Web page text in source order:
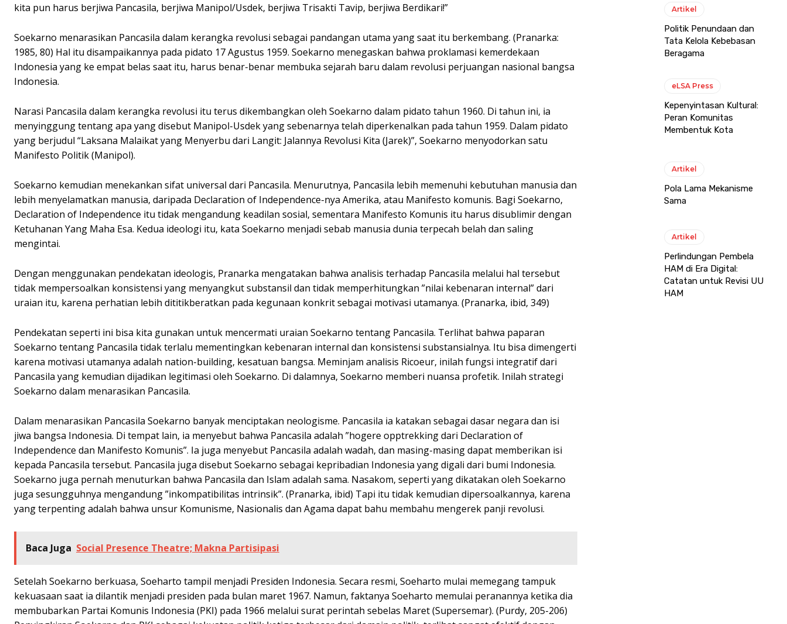
kita pun harus berjiwa Pancasila, berjiwa Manipol/Usdek, berjiwa Trisakti Tavip, berjiwa Berdikari!”
Soekarno menarasikan Pancasila dalam kerangka revolusi sebagai pandangan utama yang saat itu berkembang. (Pranarka:
1985, 80) Hal itu disampaikannya pada pidato 17 Agustus 1959. Soekarno menegaskan bahwa proklamasi kemerdekaan
Indonesia yang ke empat belas saat itu, harus benar-benar membuka sejarah baru dalam revolusi perjuangan nasional bangsa
Indonesia.
Narasi Pancasila dalam kerangka revolusi itu terus dikembangkan oleh Soekarno dalam pidato tahun 1960. Di tahun ini, ia
menyinggung tentang apa yang disebut Manipol-Usdek yang sebenarnya telah diperkenalkan pada tahun 1959. Dalam pidato
yang berjudul “Laksana Malaikat yang Menyerbu dari Langit: Jalannya Revolusi Kita (Jarek)”, Soekarno menyodorkan satu
Manifesto Politik (Manipol).
Soekarno kemudian menekankan sifat universal dari Pancasila. Menurutnya, Pancasila lebih memenuhi kebutuhan manusia dan
lebih menyelamatkan manusia, daripada Declaration of Independence-nya Amerika, atau Manifesto komunis. Bagi Soekarno,
Declaration of Independence itu tidak mengandung keadilan sosial, sementara Manifesto Komunis itu harus disublimir dengan
Ketuhanan Yang Maha Esa. Kedua ideologi itu, kata Soekarno menjadi sebab manusia dunia terpecah belah dan saling
mengintai.
Dengan menggunakan pendekatan ideologis, Pranarka mengatakan bahwa analisis terhadap Pancasila melalui hal tersebut
tidak mempersoalkan konsistensi yang menyangkut substansil dan tidak memperhitungkan ”nilai kebenaran internal” dari
uraian itu, karena perhatian lebih dititikberatkan pada kegunaan konkrit sebagai motivasi utamanya. (Pranarka, ibid, 349)
Pendekatan seperti ini bisa kita gunakan untuk mencermati uraian Soekarno tentang Pancasila. Terlihat bahwa paparan
Soekarno tentang Pancasila tidak terlalu mementingkan kebenaran internal dan konsistensi substansialnya. Itu bisa dimengerti
karena motivasi utamanya adalah nation-building, kesatuan bangsa. Meminjam analisis Ricoeur, inilah fungsi integratif dari
Pancasila yang kemudian dijadikan legitimasi oleh Soekarno. Di dalamnya, Soekarno memberi nuansa profetik. Inilah strategi
Soekarno dalam menarasikan Pancasila.
Dalam menarasikan Pancasila Soekarno banyak menciptakan neologisme. Pancasila ia katakan sebagai dasar negara dan isi
jiwa bangsa Indonesia. Di tempat lain, ia menyebut bahwa Pancasila adalah ”hogere opptrekking dari Declaration of
Independence dan Manifesto Komunis”. Ia juga menyebut Pancasila adalah wadah, dan masing-masing dapat memberikan isi
kepada Pancasila tersebut. Pancasila juga disebut Soekarno sebagai kepribadian Indonesia yang digali dari bumi Indonesia.
Soekarno juga pernah menuturkan bahwa Pancasila dan Islam adalah sama. Nasakom, seperti yang dikatakan oleh Soekarno
juga sesungguhnya mengandung ”inkompatibilitas intrinsik”. (Pranarka, ibid) Tapi itu tidak kemudian dipersoalkannya, karena
yang terpenting adalah bahwa unsur Komunisme, Nasionalis dan Agama dapat bahu membahu mengerek panji revolusi.
Baca Juga Social Presence Theatre; Makna Partisipasi
Setelah Soekarno berkuasa, Soeharto tampil menjadi Presiden Indonesia. Secara resmi, Soeharto mulai memegang tampuk
kekuasaan saat ia dilantik menjadi presiden pada bulan maret 1967. Namun, faktanya Soeharto memulai peranannya ketika dia
membubarkan Partai Komunis Indonesia (PKI) pada 1966 melalui surat perintah sebelas Maret (Supersemar). (Purdy, 205-206)
Artikel
Politik Penundaan dan
Tata Kelola Kebebasan
Beragama
eLSA Press
Kepenyintasan Kultural:
Peran Komunitas
Membentuk Kota
Artikel
Pola Lama Mekanisme
Sama
Artikel
Perlindungan Pembela
HAM di Era Digital:
Catatan untuk Revisi UU
HAM